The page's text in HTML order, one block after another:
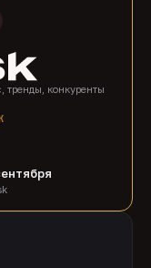
тренды, конкуренты